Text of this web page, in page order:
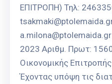
ΕΠΙΤΡΟΠΗ) Τηλ:
2023 Αριθμ. Πρωτ:
Οικονομικής
Έχοντας υπόψη τις